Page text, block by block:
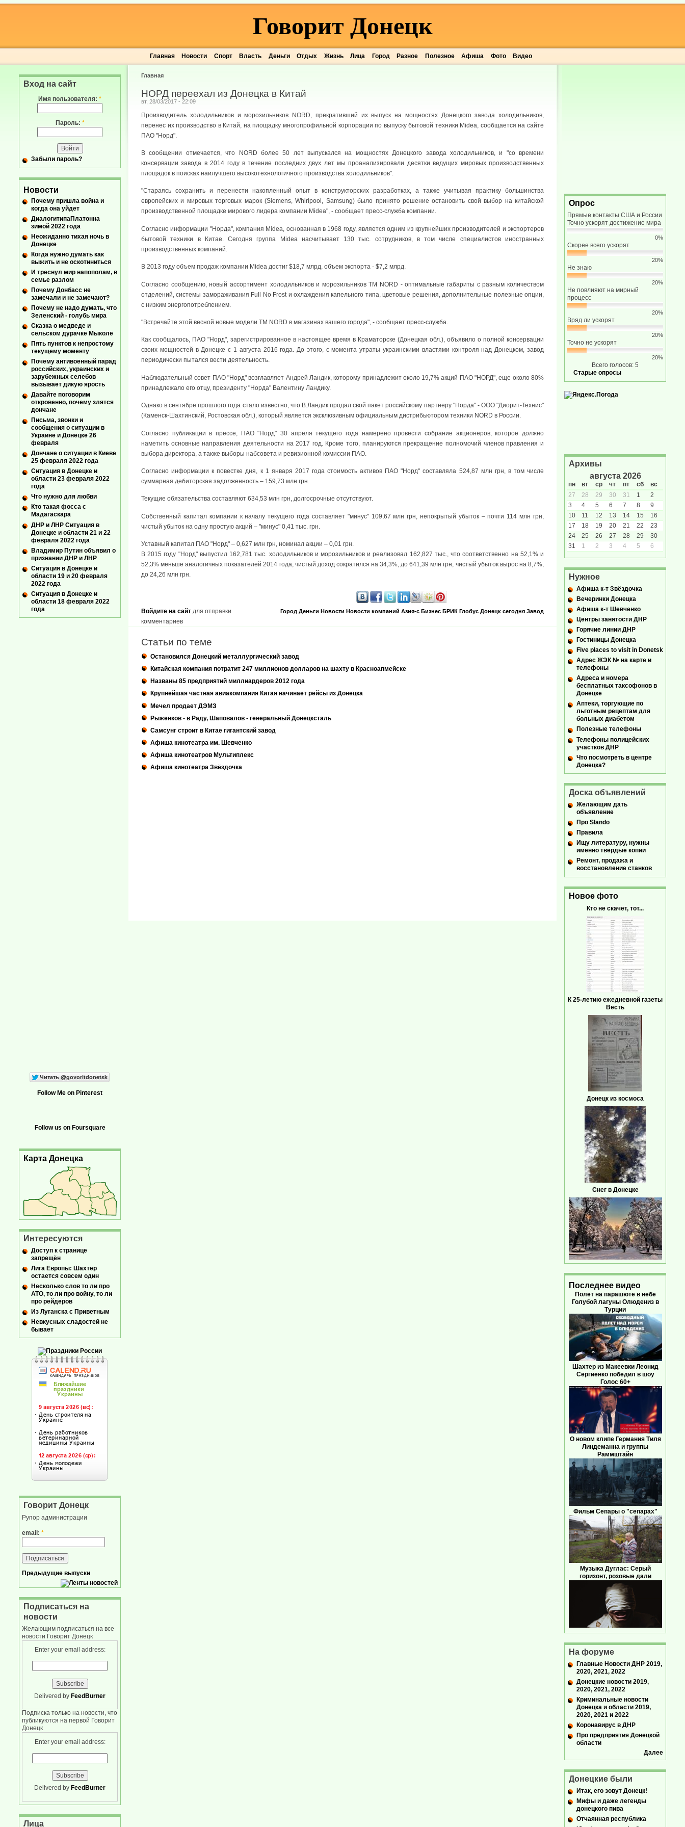
Главная Новости Спорт Власть Деньги Отдых Жизнь Лица Город Разное Полезное Афиша Фото Видео
Говорит Донецк
Главная
НОРД переехал из Донецка в Китай
вт, 28/03/2017 - 22:09
Производитель холодильников и морозильников NORD, прекративший их выпуск на мощностях Донецкого завода холодильников,
перенес их производство в Китай, на площадку многопрофильной корпорации по выпуску бытовой техники Midea, сообщается на сайте
ПАО "Норд".
В сообщении отмечается, что NORD более 50 лет выпускался на мощностях Донецкого завода холодильников, и "со времени
консервации завода в 2014 году в течение последних двух лет мы проанализировали десятки ведущих мировых производственных
площадок в поисках наилучшего высокотехнологичного производства холодильников".
"Стараясь сохранить и перенести накопленный опыт в конструкторских разработках, а также учитывая практику большинства
европейских и мировых торговых марок (Siemens, Whirlpool, Samsung) было принято решение остановить свой выбор на китайской
производственной площадке мирового лидера компании Midea", - сообщает пресс-служба компании.
Согласно информации "Норда", компания Midea, основанная в 1968 году, является одним из крупнейших производителей и экспортеров
бытовой техники в Китае. Сегодня группа Midea насчитывает 130 тыс. сотрудников, в том числе специалистов иностранных
производственных компаний.
В 2013 году объем продаж компании Midea достиг $18,7 млрд, объем экспорта - $7,2 млрд.
Согласно сообщению, новый ассортимент холодильников и морозильников ТМ NORD - оптимальные габариты с разным количеством
отделений, системы замораживания Full No Frost и охлаждения капельного типа, цветовые решения, дополнительные полезные опции,
с низким энергопотреблением.
"Встречайте этой весной новые модели ТМ NORD в магазинах вашего города", - сообщает пресс-служба.
Как сообщалось, ПАО "Норд", зарегистрированное в настоящее время в Краматорске (Донецкая обл.), объявило о полной консервации
своих мощностей в Донецке с 1 августа 2016 года. До этого, с момента утраты украинскими властями контроля над Донецком, завод
периодически пытался вести деятельность.
Наблюдательный совет ПАО "Норд" возглавляет Андрей Ландик, которому принадлежит около 19,7% акций ПАО "НОРД", еще около 80%
принадлежало его отцу, президенту "Норда" Валентину Ландику.
Однако в сентябре прошлого года стало известно, что В.Ландик продал свой пакет российскому партнеру "Норда" - ООО "Диорит-Технис"
(Каменск-Шахтинский, Ростовская обл.), который является эксклюзивным официальным дистрибьютором техники NORD в России.
Согласно публикации в прессе, ПАО "Норд" 30 апреля текущего года намерено провести собрание акционеров, которое должно
наметить основные направления деятельности на 2017 год. Кроме того, планируются прекращение полномочий членов правления и
выбора директора, а также выборы набсовета и ревизионной комиссии ПАО.
Согласно информации к повестке дня, к 1 января 2017 года стоимость активов ПАО "Норд" составляла 524,87 млн грн, в том числе
суммарная дебиторская задолженность – 159,73 млн грн.
Текущие обязательства составляют 634,53 млн грн, долгосрочные отсутствуют.
Собственный капитал компании к началу текущего года составляет "минус" 109,67 млн грн, непокрытый убыток – почти 114 млн грн,
чистый убыток на одну простую акций – "минус" 0,41 тыс. грн.
Уставный капитал ПАО "Норд" – 0,627 млн грн, номинал акции – 0,01 грн.
В 2015 году "Норд" выпустил 162,781 тыс. холодильников и морозильников и реализовал 162,827 тыс., что соответственно на 52,1% и
52,3% меньше аналогичных показателей 2014 года, чистый доход сократился на 34,3%, до 641,39 млн грн, чистый убыток вырос на 8,7%,
до 24,26 млн грн.
Город Деньги Новости Новости компаний Азия-с Бизнес БРИК Глобус Донецк сегодня Завод
Войдите на сайт для отправки
комментариев
Статьи по теме
Остановился Донецкий металлургический завод
Китайская компания потратит 247 миллионов долларов на шахту в Красноапмейске
Названы 85 предприятий миллиардеров 2012 года
Крупнейшая частная авиакомпания Китая начинает рейсы из Донецка
Мечел продает ДЭМЗ
Рыженков - в Раду, Шаповалов - генеральный Донецксталь
Самсунг строит в Китае гигантский завод
Афиша кинотеатра им. Шевченко
Афиша кинотеатров Мультиплекс
Афиша кинотеатра Звёздочка
Вход на сайт
Имя пользователя: *
Пароль: *
Забыли пароль?
Новости
Почему пришла война и
когда она уйдет
ДиалогитипаПлатонна
зимой 2022 года
Неожиданно тихая ночь в
Донецке
Когда нужно думать как
выжить и не оскотиниться
И треснул мир напополам, в
семье разлом
Почему Донбасс не
замечали и не замечают?
Почему не надо думать, что
Зеленский - голубь мира
Сказка о медведе и
сельском дурачке Мыколе
Пять пунктов к непростому
текущему моменту
Почему антивоенный парад
российских, украинских и
зарубежных селебов
вызывает дикую ярость
Давайте поговорим
откровенно, почему злятся
дончане
Письма, звонки и
сообщения о ситуации в
Украине и Донецке 26
февраля
Дончане о ситуации в Киеве
25 февраля 2022 года
Ситуация в Донецке и
области 23 февраля 2022
года
Что нужно для любви
Кто такая фосса с
Мадагаскара
ДНР и ЛНР Ситуация в
Донецке и области 21 и 22
февраля 2022 года
Владимир Путин объявил о
признании ДНР и ЛНР
Ситуация в Донецке и
области 19 и 20 февраля
2022 года
Ситуация в Донецке и
области 18 февраля 2022
года
Follow Me on Pinterest
Follow us on Foursquare
Карта Донецка
Интересуются
Доступ к странице
запрещён
Лига Европы: Шахтёр
остается совсем один
Несколько слов то ли про
АТО, то ли про войну, то ли
про рейдеров
Из Луганска с Приветным
Невкусных сладостей не
бывает
Говорит Донецк
Рупор администрации
email: *
Предыдущие выпуски
Подписаться на
новости
Желающим подписаться на все
новости Говорит Донецк
Enter your email address:
Delivered by FeedBurner
Подписка только на новости, что
публикуются на первой Говорит
Донецк
Enter your email address:
Delivered by FeedBurner
Лица
Опрос
Прямые контакты США и России
Точно ускорят достижение мира
0%
Скорее всего ускорят
20%
Не знаю
20%
Не повлияют на мирный
процесс
20%
Вряд ли ускорят
20%
Точно не ускорят
20%
Всего голосов: 5
Старые опросы
Архивы
августа 2026
пн вт ср чт пт сб
вс
27
28 29 30 31 1
2
3
4 5 6 7 8
9
10
11 12 13 14 15
16
17
18 19 20 21 22
23
24
25 26 27 28 29
30
31
1 2 3 4 5 6
Нужное
Афиша к-т Звёздочка
Вечеринки Донецка
Афиша к-т Шевченко
Центры занятости ДНР
Горячие линии ДНР
Гостиницы Донецка
Five places to visit in Donetsk
Адрес ЖЭК № на карте и
телефоны
Адреса и номера
бесплатных таксофонов в
Донецке
Аптеки, торгующие по
льготным рецептам для
больных диабетом
Полезные телефоны
Телефоны полицейских
участков ДНР
Что посмотреть в центре
Донецка?
Доска объявлений
Желающим дать
объявление
Про Slando
Правила
Ищу литературу, нужны
именно твердые копии
Ремонт, продажа и
восстановление станков
Новое фото
Кто не скачет, тот...
К 25-летию ежедневной газеты
Весть
Донецк из космоса
Снег в Донецке
Последнее видео
Полет на парашюте в небе
Голубой лагуны Олюдениз в
Турции
Шахтер из Макеевки Леонид
Сергиенко победил в шоу
Голос 60+
О новом клипе Германия Тиля
Линдеманна и группы
Раммштайн
Фильм Сепары о "сепарах"
Музыка Дуглас: Серый
горизонт, розовые дали
На форуме
Главные Новости ДНР 2019,
2020, 2021, 2022
Донецкие новости 2019,
2020, 2021, 2022
Криминальные новости
Донецка и области 2019,
2020, 2021 и 2022
Коронавирус в ДНР
Про предприятия Донецкой
области
Далее
Донецкие были
Итак, его зовут Донецк!
Мифы и даже легенды
донецкого пива
Отчаянная республика